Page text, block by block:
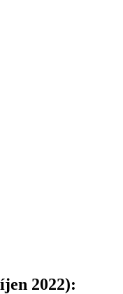
2022):